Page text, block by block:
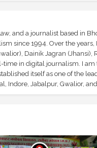
and a journalist based in
since 1994. Over the
Dainik Jagran (Jhansi),
time in digital journalism. I
itself as one of the
Indore, Jabalpur, Gwalior, and